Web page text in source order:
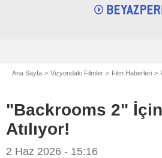
Ana Sayfa Vizyondaki Filmler Film Haberleri
"Backrooms 2"
Atılıyor!
2 Haz 2026 - 15:16